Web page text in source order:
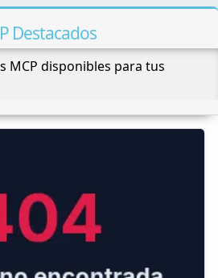
Destacados
MCP disponibles para tus